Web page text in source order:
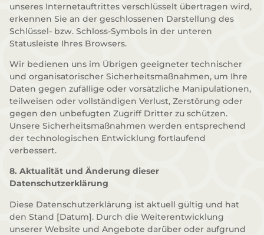
unseres Internetauftrittes verschlüsselt übertragen wird,
erkennen Sie an der geschlossenen Darstellung des
Schlüssel- bzw. Schloss-Symbols in der unteren
Statusleiste Ihres Browsers.
Wir bedienen uns im Übrigen geeigneter technischer
und organisatorischer Sicherheitsmaßnahmen, um Ihre
Daten gegen zufällige oder vorsätzliche Manipulationen,
teilweisen oder vollständigen Verlust, Zerstörung oder
gegen den unbefugten Zugriff Dritter zu schützen.
Unsere Sicherheitsmaßnahmen werden entsprechend
der technologischen Entwicklung fortlaufend
verbessert.
8. Aktualität und Änderung dieser
Datenschutzerklärung
Diese Datenschutzerklärung ist aktuell gültig und hat
den Stand [Datum]. Durch die Weiterentwicklung
unserer Website und Angebote darüber oder aufgrund